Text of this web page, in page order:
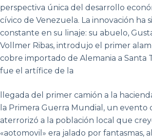
perspectiva única del desarrollo
cívico de Venezuela. La innovación ha
constante en su linaje: su abuelo,
Vollmer Ribas, introdujo el primer
cobre importado de Alemania a Santa
fue el artífice de la
llegada del primer camión a la
la Primera Guerra Mundial, un evento
aterrorizó a la población local que
«aotomovil» era jalado por fantasmas,